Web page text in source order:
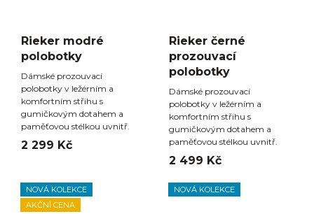
Rieker modré
polobotky
Dámské prozouvací
polobotky v ležérním a
komfortním střihu s
gumičkovým dotahem a
paměťovou stélkou uvnitř.
2 299 Kč
Rieker černé
prozouvací
polobotky
Dámské prozouvací
polobotky v ležérním a
komfortním střihu s
gumičkovým dotahem a
paměťovou stélkou uvnitř.
2 499 Kč
NOVÁ KOLEKCE
AKČNÍ CENA
NOVÁ KOLEKCE